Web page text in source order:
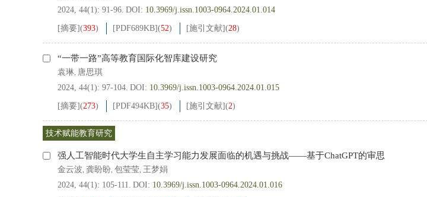
2024, 44(1): 91-96. DOI: 10.3969/j.issn.1003-0964.2024.01.014
[摘要](393) [PDF689KB](52) [施引文献](28)
“一带一路”高等教育国际化智库建设研究
袁琳, 唐思琪
2024, 44(1): 97-104. DOI: 10.3969/j.issn.1003-0964.2024.01.015
[摘要](273) [PDF494KB](35) [施引文献](2)
技术赋能教育研究
强人工智能时代大学生自主学习能力发展面临的机遇与挑战——基于ChatGPT的审思
金云波, 龚盼盼, 包莹莹, 王梦娟
2024, 44(1): 105-111. DOI: 10.3969/j.issn.1003-0964.2024.01.016